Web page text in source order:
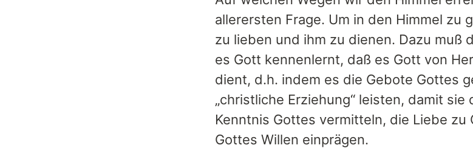
allerersten Frage. Um in den Himmel
zu lieben und ihm zu dienen. Dazu muß
es Gott kennenlernt, daß es Gott von
dient, d.h. indem es die Gebote Gottes
„christliche Erziehung“ leisten, damit
Kenntnis Gottes vermitteln, die Liebe
Gottes Willen einprägen.